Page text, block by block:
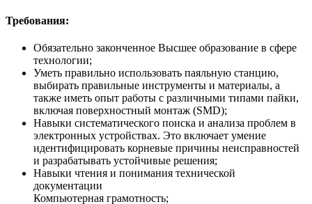
Требования:
Обязательно законченное Высшее образование в сфере
технологии;
Уметь правильно использовать паяльную станцию,
выбирать правильные инструменты и материалы, а
также иметь опыт работы с различными типами пайки,
включая поверхностный монтаж (SMD);
Навыки систематического поиска и анализа проблем в
электронных устройствах. Это включает умение
идентифицировать корневые причины неисправностей
и разрабатывать устойчивые решения;
Навыки чтения и понимания технической
документации
Компьютерная грамотность;